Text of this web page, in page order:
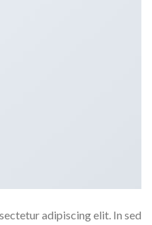
adipiscing elit. In sed